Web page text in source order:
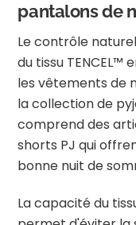
pantalons de
Le contrôle
du tissu
les vêtements de
la collection de
comprend des
shorts PJ qui
bonne nuit de
La capacité du